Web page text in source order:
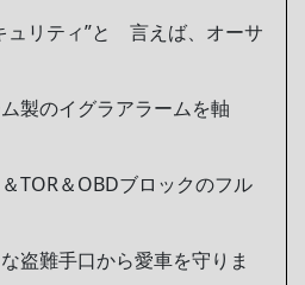
ュリティ”と 言えば、オーサ
製のイグラアラームを軸
TOR＆OBDブロックのフル
盗難手口から愛車を守りま